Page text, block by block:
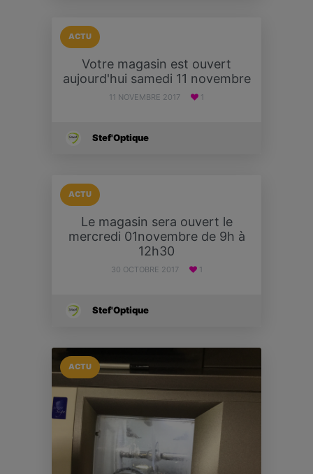
ACTU
Votre magasin est ouvert
aujourd'hui samedi 11 novembre
11 NOVEMBRE 2017 1
Stef'Optique
ACTU
Le magasin sera ouvert le
mercredi 01novembre de 9h à
12h30
30 OCTOBRE 2017 1
Stef'Optique
ACTU